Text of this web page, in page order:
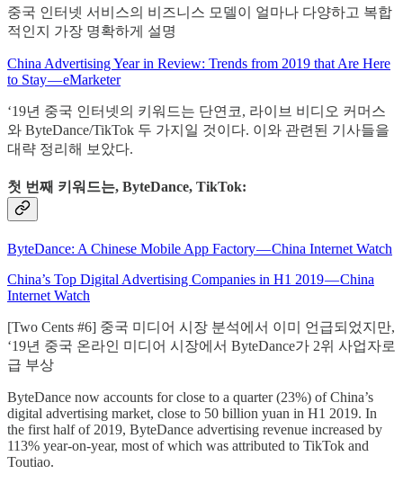
중국 인터넷 서비스의 비즈니스 모델이 얼마나 다양하고 복합
적인지 가장 명확하게 설명
China Advertising Year in Review: Trends from 2019 that Are Here
to Stay — eMarketer
‘19년 중국 인터넷의 키워드는 단연코, 라이브 비디오 커머스
와 ByteDance/TikTok 두 가지일 것이다. 이와 관련된 기사들을
대략 정리해 보았다.
첫 번째 키워드는, ByteDance, TikTok:
ByteDance: A Chinese Mobile App Factory — China Internet Watch
China’s Top Digital Advertising Companies in H1 2019 — China
Internet Watch
[Two Cents #6] 중국 미디어 시장 분석에서 이미 언급되었지만,
‘19년 중국 온라인 미디어 시장에서 ByteDance가 2위 사업자로
급 부상
ByteDance now accounts for close to a quarter (23%) of China’s
digital advertising market, close to 50 billion yuan in H1 2019. In
the first half of 2019, ByteDance advertising revenue increased by
113% year-on-year, most of which was attributed to TikTok and
Toutiao.